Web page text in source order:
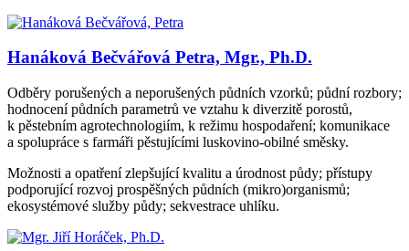
Hanáková Bečvářová Petra, Mgr., Ph.D.
Odběry porušených a neporušených půdních vzorků; půdní rozbory;
hodnocení půdních parametrů ve vztahu k diverzitě porostů,
k pěstebním agrotechnologiím, k režimu hospodaření; komunikace
a spolupráce s farmáři pěstujícími luskovino-obilné směsky.
Možnosti a opatření zlepšující kvalitu a úrodnost půdy; přístupy
podporující rozvoj prospěšných půdních (mikro)organismů;
ekosystémové služby půdy; sekvestrace uhlíku.